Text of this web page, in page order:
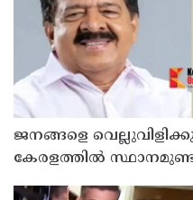
ജനങ്ങളെ
കേരളത്തില്‍